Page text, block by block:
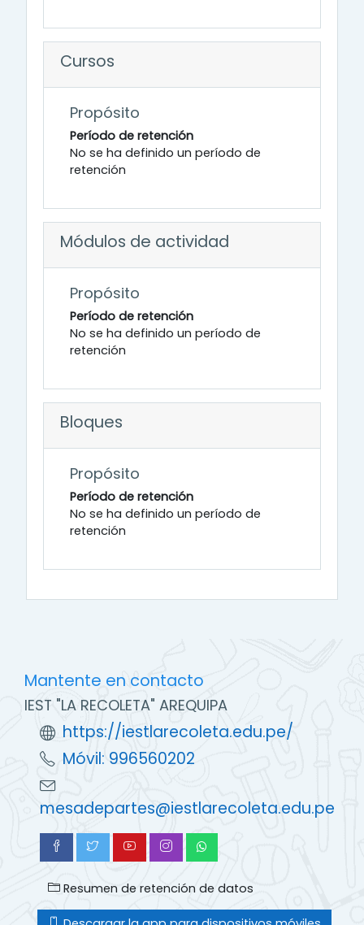
Cursos
Propósito
Período de retención
No se ha definido un período de
retención
Módulos de actividad
Propósito
Período de retención
No se ha definido un período de
retención
Bloques
Propósito
Período de retención
No se ha definido un período de
retención
Mantente en contacto
IEST "LA RECOLETA" AREQUIPA
https://iestlarecoleta.edu.pe/
Móvil: 996560202
mesadepartes@iestlarecoleta.edu.pe
Resumen de retención de datos